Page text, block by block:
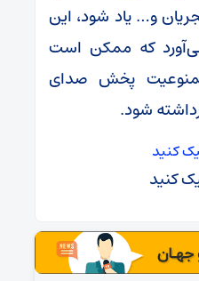
و… یاد شود، این
که ممکن است
پخش صدای
شود.
کنید